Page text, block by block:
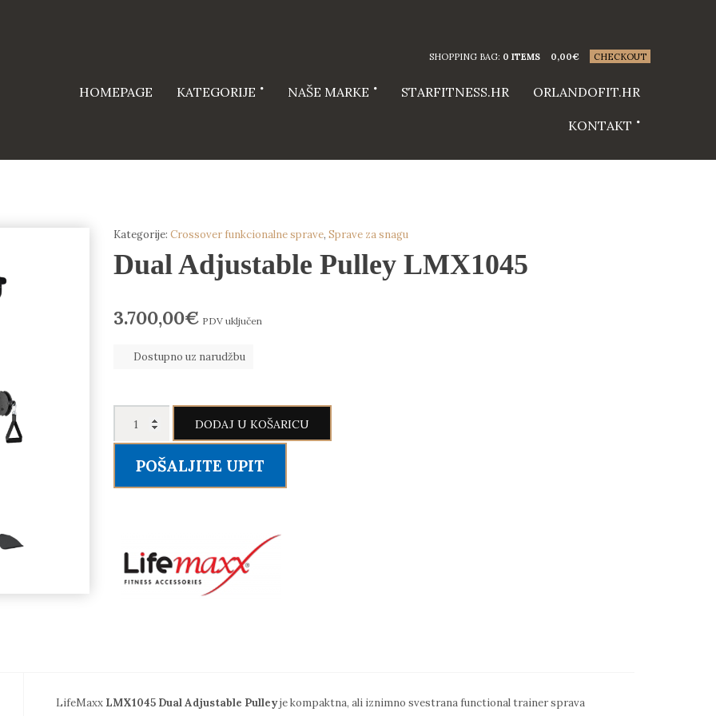
SHOPPING BAG: 0 ITEMS 0,00€ CHECKOUT
HOMEPAGE KATEGORIJE NAŠE MARKE STARFITNESS.HR ORLANDOFIT.HR
KONTAKT
Kategorije: Crossover funkcionalne sprave, Sprave za snagu
Dual Adjustable Pulley LMX1045
3.700,00€ PDV uključen
Dostupno uz narudžbu
Adjustable
Pulley
LMX1045
DODAJ U KOŠARICU
POŠALJITE UPIT
LifeMaxx LMX1045 Dual Adjustable Pulleyje kompaktna, ali iznimno svestrana functional trainer sprava